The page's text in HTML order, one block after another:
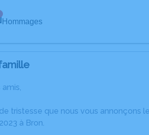
Hommages
tristesse que nous vous annonçons
à Bron.